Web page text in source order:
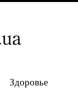
Здоровье